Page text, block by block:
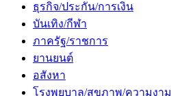
ธุรกิจ/ประกัน/การเงิน
บันเทิง/กีฬา
ภาครัฐ/ราชการ
ยานยนต์
อสังหา
โรงพยบาล/สุขภาพ/ความงาม